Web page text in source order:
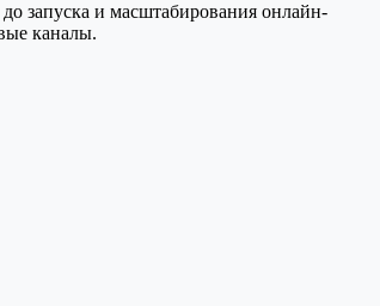
запуска и масштабирования онлайн-
каналы.